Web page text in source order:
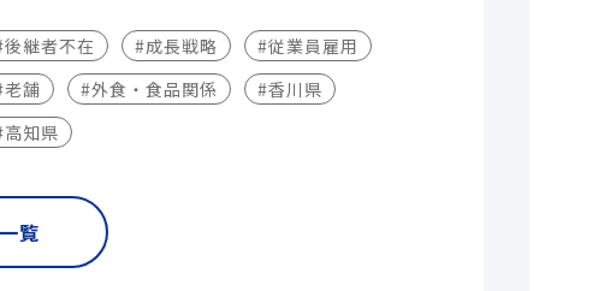
後継者不在 #成長戦略
#従業員雇用
舗
#外食・食品関係
#香川県
高知県
覧